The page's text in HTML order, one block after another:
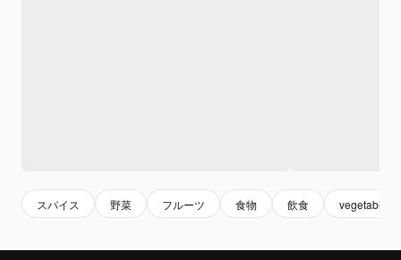
スパイス 野菜 フルーツ 食物 飲食 vegetable